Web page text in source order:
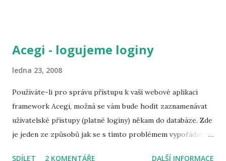
same approach as the one used for specifying which URLs
guarantee . Sample content of the WEB-INF/web.xml
<web-app xmlns="http://xmlns.jcp.org/xml/ns/javaee"
xmlns:xsi="http://www.w3.org/2001/XMLSchema-instance"
xsi:schemaLocation="http://xmlns.jcp.org/xml/ns/javaee
Acegi - logujeme loginy
ledna 23, 2008
Používáte-li pro správu přístupu k vaší webové aplikaci
framework Acegi, možná se vám bude hodit zaznamenávat
uživatelské přístupy (platné loginy) někam do databáze. Zde
je jeden ze způsobů jak se s tímto problémem vypořádat.
SDÍLET 2 KOMENTÁŘE DALŠÍ INFORMACE